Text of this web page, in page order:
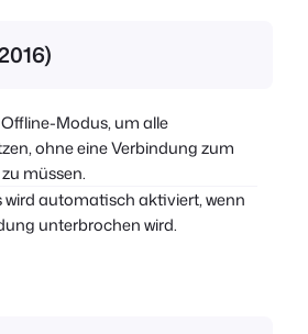
Modus, um alle
ohne eine Verbindung zum
müssen.
wird automatisch aktiviert, wenn
unterbrochen wird.